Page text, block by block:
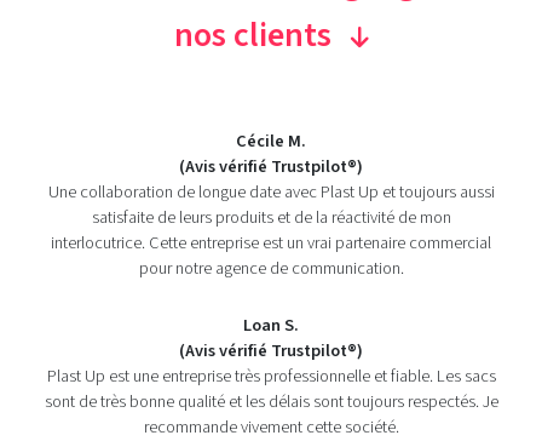
nos clients
Cécile M.
(Avis vérifié Trustpilot®)
Une collaboration de longue date avec Plast Up et toujours aussi
satisfaite de leurs produits et de la réactivité de mon
interlocutrice. Cette entreprise est un vrai partenaire commercial
pour notre agence de communication.
Loan S.
(Avis vérifié Trustpilot®)
Plast Up est une entreprise très professionnelle et fiable. Les sacs
sont de très bonne qualité et les délais sont toujours respectés. Je
recommande vivement cette société.